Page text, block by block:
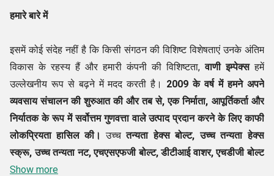
हमारे बारे में
इसमें कोई संदेह नहीं है कि किसी संगठन की विशिष्ट विशेषताएं उनके अंतिम
विकास के रहस्य हैं और हमारी कंपनी की विशिष्टता,वाणी इम्पेक्सहमें
उल्लेखनीय रूप से बढ़ने में मदद करती है। 2009 के वर्ष में हमने अपने
व्यवसाय संचालन की शुरुआत की और तब से, एकनिर्माता, आपूर्तिकर्ता और
निर्यातक के रूप में सर्वोत्तम गुणवत्ता वाले उत्पाद प्रदान करने के लिए काफी
लोकप्रियता हासिल की। उच्चतन्यता हेक्स बोल्ट, उच्च तन्यता हेक्स
स्क्रू, उच्च तन्यता नट, एचएसएफजी बोल्ट, डीटीआई वाशर, एचडीजी बोल्ट
नट, एएसटीएम ए 193 ग्रेड बी 7 स्टड, एएसटीएम ए 194 ग्रेड 2 एच नट्स,
Show more